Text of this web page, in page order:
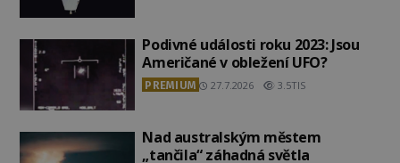
Podivné události roku 2023: Jsou
Američané v obležení UFO?
PREMIUM 27.7.2026 3.5TIS
Nad australským městem
„tančila“ záhadná světla